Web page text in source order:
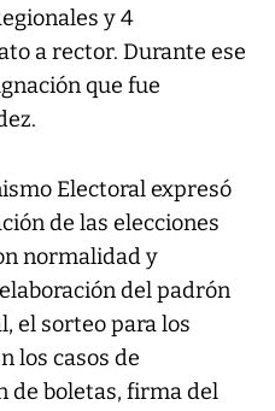
y 4
a rector. Durante ese
que fue
Electoral expresó
de las elecciones
normalidad y
del padrón
el sorteo para los
los casos de
de boletas, firma del